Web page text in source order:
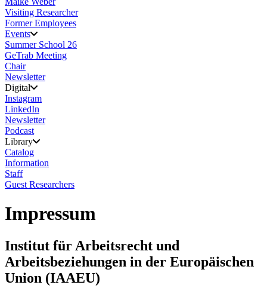
Visiting Researcher
Former Employees
Events
Summer School 26
GeTrab Meeting
Chair
Newsletter
Digital
Instagram
LinkedIn
Newsletter
Podcast
Library
Catalog
Information
Staff
Guest Researchers
Impressum
Institut für Arbeitsrecht und
Arbeitsbeziehungen in der Europäischen
Union (IAAEU)